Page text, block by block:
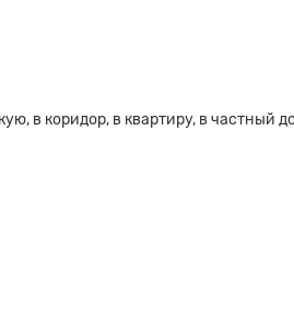
в коридор, в квартиру, в частный